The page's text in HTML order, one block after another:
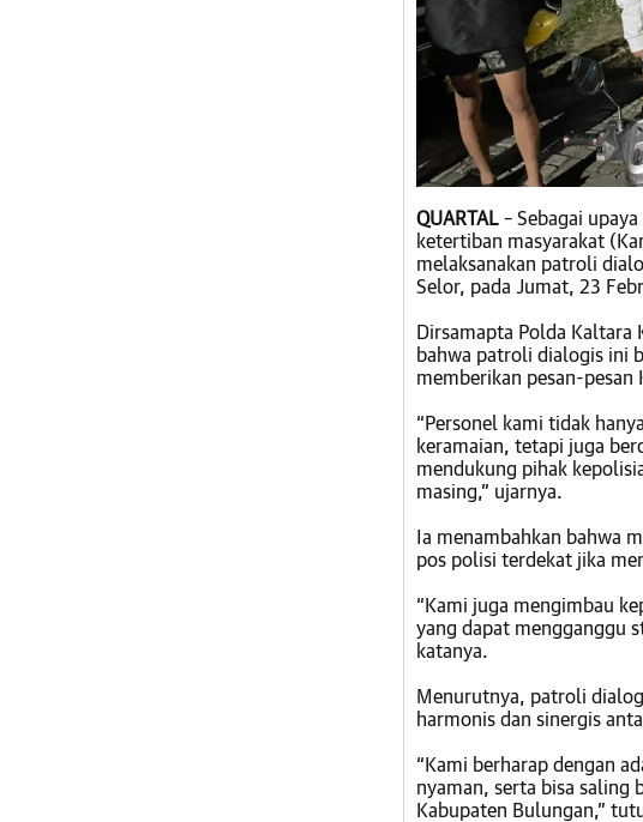
QUARTAL – Sebagai
ketertiban masyarakat
melaksanakan patroli
Selor, pada Jumat, 23
Dirsamapta Polda Kaltara
bahwa patroli dialogis ini
memberikan pesan-pesan
“Personel kami tidak
keramaian, tetapi juga
mendukung pihak
masing,” ujarnya.
Ia menambahkan bahwa
pos polisi terdekat jika
“Kami juga mengimbau
yang dapat mengganggu
katanya.
Menurutnya, patroli
harmonis dan sinergis
“Kami berharap dengan
nyaman, serta bisa saling
Kabupaten Bulungan,”